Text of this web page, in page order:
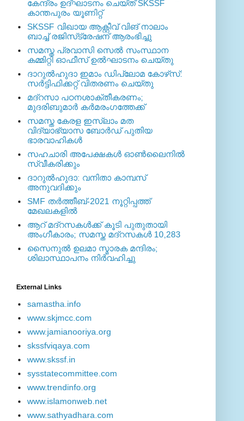
കേന്ദ്രം ഉദ്ഘാടനം ചെയ്ത്‌ SKSSF
കാന്തപുരം യൂണിറ്റ്
SKSSF വിഖായ ആക്റ്റീവ് വിങ് നാലാം
ബാച്ച് രജിസ്‌ട്രേഷന് ആരംഭിച്ചു
സമസ്ത പ്രവാസി സെല്‍ സംസ്ഥാന
കമ്മിറ്റി ഓഫീസ് ഉല്‍ഘാടനം ചെയ്തു
ദാറുല്‍ഹുദാ ഇമാം ഡിപ്ലോമ കോഴ്‌സ്:
സര്‍ട്ടിഫിക്കറ്റ് വിതരണം ചെയ്തു
മദ്‌റസാ പഠനശാക്തീകരണം;
മുദരിബുമാര്‍ കര്‍മരംഗത്തേക്ക്
സമസ്ത കേരള ഇസ്ലാം മത
വിദ്യാഭ്യാസ ബോര്‍ഡ് പുതിയ
ഭാരവാഹികള്‍
സഹചാരി അപേക്ഷകൾ ഓൺലൈനിൽ
സ്വീകരിക്കും
ദാറുല്‍ഹുദാ: വനിതാ കാമ്പസ്
അനുവദിക്കും
SMF തര്‍ത്തീബ്-2021 നൂറ്റിപ്പത്ത്
മേഖലകളില്‍
ആറ് മദ്റസകള്‍ക്ക് കൂടി പുതുതായി
അംഗീകാരം; സമസ്ത മദ്റസകള്‍ 10,283
സൈനുല്‍ ഉലമാ സ്മാരക മന്ദിരം;
ശിലാസ്ഥാപനം നിര്‍വഹിച്ചു
External ‎Links
samastha.info
www.skjmcc.com
www.jamianooriya.org
skssfviqaya.com
www.skssf.in
sysstatecommittee.com
www.trendinfo.org
www.islamonweb.net
www.sathyadhara.com